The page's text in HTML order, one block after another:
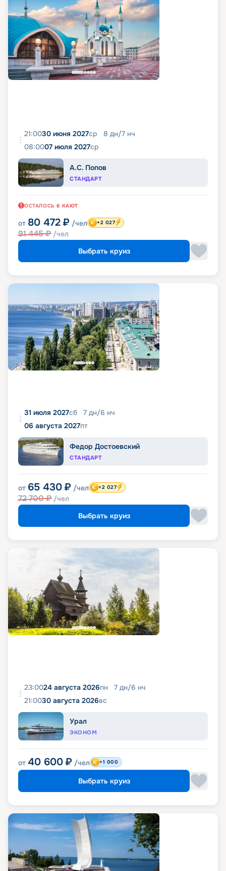
21:0030 июня 2027ср 8 дн/7 нч
08:0007 июля 2027ср
А.С. Попов
СТАНДАРТ
ОСТАЛОСЬ 6 КАЮТ
от 80 472 ₽ /чел
91 445₽ /чел
+2 027
Выбрать круиз
31 июля 2027сб 7 дн/6 нч
06 августа 2027пт
Федор Достоевский
СТАНДАРТ
от 65 430 ₽ /чел
72 700₽ /чел
+2 027
Выбрать круиз
23:0024 августа 2026пн 7 дн/6 нч
21:0030 августа 2026вс
Урал
ЭКОНОМ
от 40 600 ₽ /чел +1 000
Выбрать круиз